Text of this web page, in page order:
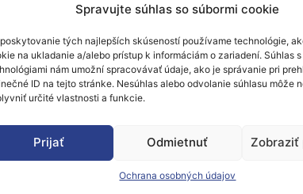
Spravujte súhlas so súbormi cookie
tých najlepších skúseností používame technológie,
na ukladanie a/alebo prístup k informáciám o zariadení. Súhlas
nám umožní spracovávať údaje, ako je správanie pri
ID na tejto stránke. Nesúhlas alebo odvolanie súhlasu môže
určité vlastnosti a funkcie.
Prijať Odmietnuť Zobraziť
Ochrana osobných údajov
uskutoční podujatie SlovakiaTech
odbornej konferencie a
logistiky, poľnohospodárstva,
pacienta.
a slovenských spíkrov,